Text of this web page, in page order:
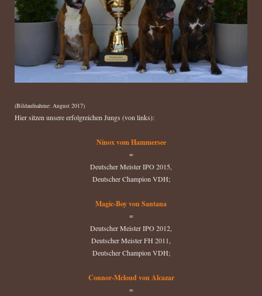
(Bildaufnahme: August 2017)
Hier sitzen unsere erfolgreichen Jungs (von links):
Ninox vom Hammersee
=
Deutscher Meister IPO 2015,
Deutscher Champion VDH;
Magic-Boy von Santana
=
Deutscher Meister IPO 2012,
Deutscher Meister FH 2011,
Deutscher Champion VDH;
Connor-Mcloud von Alcazar
=